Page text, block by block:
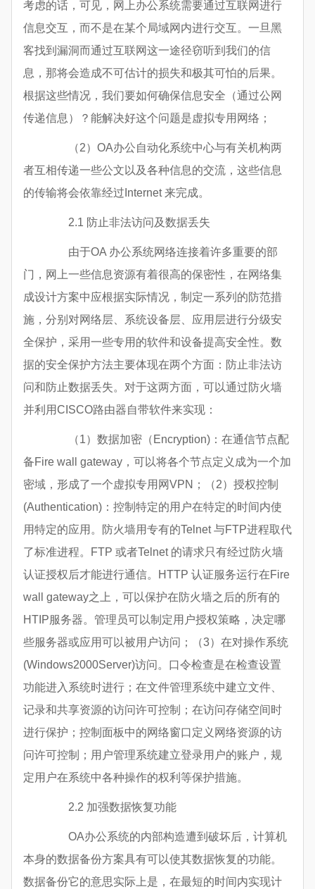
考虑的话，可见，网上办公系统需要通过互联网进行
信息交互，而不是在某个局域网内进行交互。一旦黑
客找到漏洞而通过互联网这一途径窃听到我们的信
息，那将会造成不可估计的损失和极其可怕的后果。
根据这些情况，我们要如何确保信息安全（通过公网
传递信息）？能解决好这个问题是虚拟专用网络；
（2）OA办公自动化系统中心与有关机构两
者互相传递一些公文以及各种信息的交流，这些信息
的传输将会依靠经过Internet 来完成。
2.1 防止非法访问及数据丢失
由于OA 办公系统网络连接着许多重要的部
门，网上一些信息资源有着很高的保密性，在网络集
成设计方案中应根据实际情况，制定一系列的防范措
施，分别对网络层、系统设备层、应用层进行分级安
全保护，采用一些专用的软件和设备提高安全性。数
据的安全保护方法主要体现在两个方面：防止非法访
问和防止数据丢失。对于这两方面，可以通过防火墙
并利用CISCO路由器自带软件来实现：
（1）数据加密（Encryption)：在通信节点配
备Fire wall gateway，可以将各个节点定义成为一个加
密域，形成了一个虚拟专用网VPN；（2）授权控制
(Authentication)：控制特定的用户在特定的时间内使
用特定的应用。防火墙用专有的Telnet 与FTP进程取代
了标准进程。FTP 或者Telnet 的请求只有经过防火墙
认证授权后才能进行通信。HTTP 认证服务运行在Fire
wall gateway之上，可以保护在防火墙之后的所有的
HTIP服务器。管理员可以制定用户授权策略，决定哪
些服务器或应用可以被用户访问；（3）在对操作系统
(Windows2000Server)访问。口令检查是在检查设置
功能进入系统时进行；在文件管理系统中建立文件、
记录和共享资源的访问许可控制；在访问存储空间时
进行保护；控制面板中的网络窗口定义网络资源的访
问许可控制；用户管理系统建立登录用户的账户，规
定用户在系统中各种操作的权利等保护措施。
2.2 加强数据恢复功能
OA办公系统的内部构造遭到破坏后，计算机
本身的数据备份方案具有可以使其数据恢复的功能。
数据备份它的意思实际上是，在最短的时间内实现计